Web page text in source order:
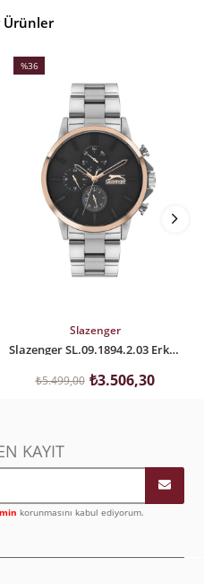
Ürünler
SEPETE EKLE
%36
Slazenger
Slazenger SL.09.1894.2.03 Erkek Kol Saati
₺3.506,30
₺5.499,00
KAYIT
korunmasını kabul ediyorum.